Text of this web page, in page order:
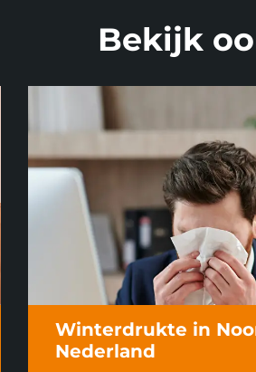
Bekijk
Winterdrukte in
Nederland